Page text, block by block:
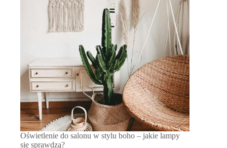
Oświetlenie do salonu w stylu boho – jakie lampy
się sprawdzą?